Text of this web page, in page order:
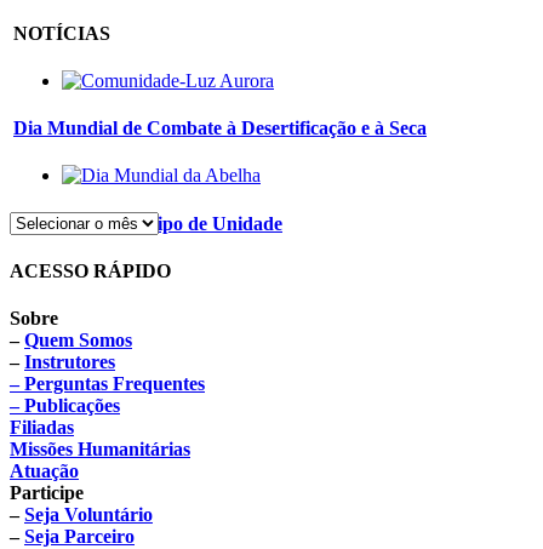
NOTÍCIAS
Dia Mundial de Combate à Desertificação e à Seca
Abelhas – Arquétipo de Unidade
ACESSO RÁPIDO
Sobre
–Quem Somos
–Instrutores
– Perguntas Frequentes
– Publicações
Filiadas
Missões Humanitárias
Atuação
Participe
–Seja Voluntário
–Seja Parceiro